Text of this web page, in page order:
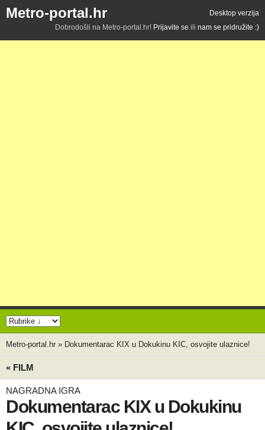
Metro-portal.hr
Desktop verzija
Dobrodošli na Metro-portal.hr! Prijavite se ili nam se pridružite :)
Metro-portal.hr » Dokumentarac KIX u Dokukinu KIC, osvojite ulaznice!
« FILM
NAGRADNA IGRA
Dokumentarac KIX u Dokukinu